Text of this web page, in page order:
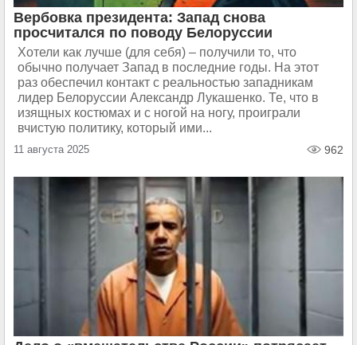
Вербовка президента: Запад снова
просчитался по поводу Белоруссии
Хотели как лучше (для себя) – получили то, что
обычно получает Запад в последние годы. На этот
раз обеспечил контакт с реальностью западникам
лидер Белоруссии Александр Лукашенко. Те, что в
изящных костюмах и с ногой на ногу, проиграли
вчистую политику, который ими...
11 августа 2025 962